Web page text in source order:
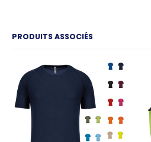
PRODUITS ASSOCIÉS